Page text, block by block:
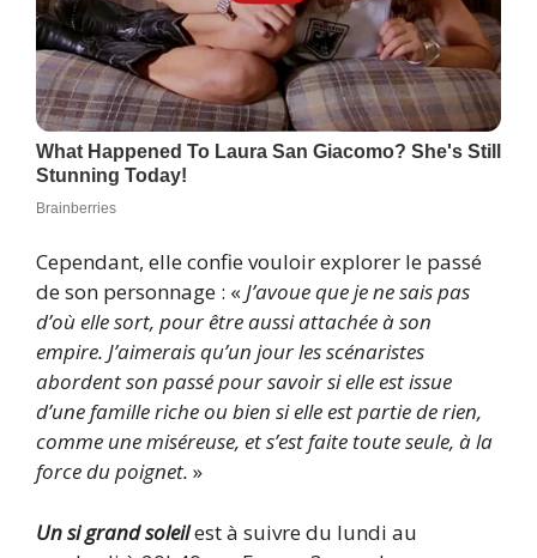
Cependant, elle confie vouloir explorer le passé
de son personnage : « J’avoue que je ne sais pas
d’où elle sort, pour être aussi attachée à son
empire. J’aimerais qu’un jour les scénaristes
abordent son passé pour savoir si elle est issue
d’une famille riche ou bien si elle est partie de rien,
comme une miséreuse, et s’est faite toute seule, à la
force du poignet. »
Un si grand soleilest à suivre du lundi au